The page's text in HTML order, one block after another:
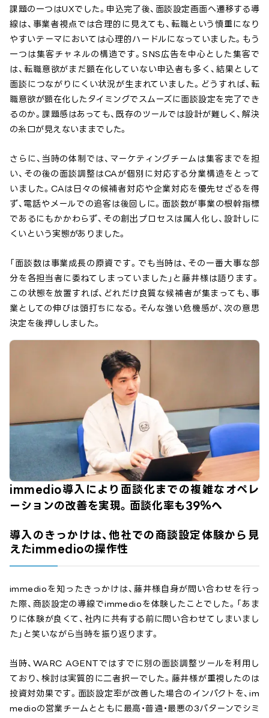
課題の一つはUXでした。申込完了後、面談設定画面へ遷移する導
線は、事業者視点では合理的に見えても、転職という慎重になり
やすいテーマにおいては心理的ハードルになっていました。もう
一つは集客チャネルの構造です。SNS広告を中心とした集客で
は、転職意欲がまだ顕在化していない申込者も多く、結果として
面談につながりにくい状況が生まれていました。どうすれば、転
職意欲が顕在化したタイミングでスムーズに面談設定を完了でき
るのか。課題感はあっても、既存のツールでは設計が難しく、解決
の糸口が見えないままでした。
さらに、当時の体制では、マーケティングチームは集客までを担
い、その後の面談調整はCAが個別に対応する分業構造をとって
いました。CAは日々の候補者対応や企業対応を優先せざるを得
ず、電話やメールでの追客は後回しに。面談数が事業の根幹指標
であるにもかかわらず、その創出プロセスは属人化し、設計しに
くいという実態がありました。
「面談数は事業成長の原資です。でも当時は、その一番大事な部
分を各担当者に委ねてしまっていました」と藤井様は語ります。
この状態を放置すれば、どれだけ良質な候補者が集まっても、事
業としての伸びは頭打ちになる。そんな強い危機感が、次の意思
決定を後押ししました。
immedio導入により面談化までの複雑なオペレ
ーションの改善を実現。面談化率も39％へ
導入のきっかけは、他社での商談設定体験から見
えたimmedioの操作性
immedioを知ったきっかけは、藤井様自身が問い合わせを行っ
た際、商談設定の導線でimmedioを体験したことでした。「あま
りに体験が良くて、社内に共有する前に問い合わせてしまいまし
た」と笑いながら当時を振り返ります。
当時、WARC AGENTではすでに別の面談調整ツールを利用し
ており、検討は実質的に二者択一でした。藤井様が重視したのは
投資対効果です。面談設定率が改善した場合のインパクトを、im
medioの営業チームとともに最高・普通・最悪の3パターンでシミ